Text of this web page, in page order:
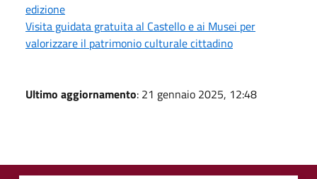
edizione
Visita guidata gratuita al Castello e ai Musei per
valorizzare il patrimonio culturale cittadino
Ultimo aggiornamento: 21 gennaio 2025, 12:48